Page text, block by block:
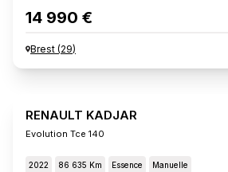
14 990 €
Brest (29)
RENAULT KADJAR
Evolution Tce 140
2022 86 635 Km Essence Manuelle